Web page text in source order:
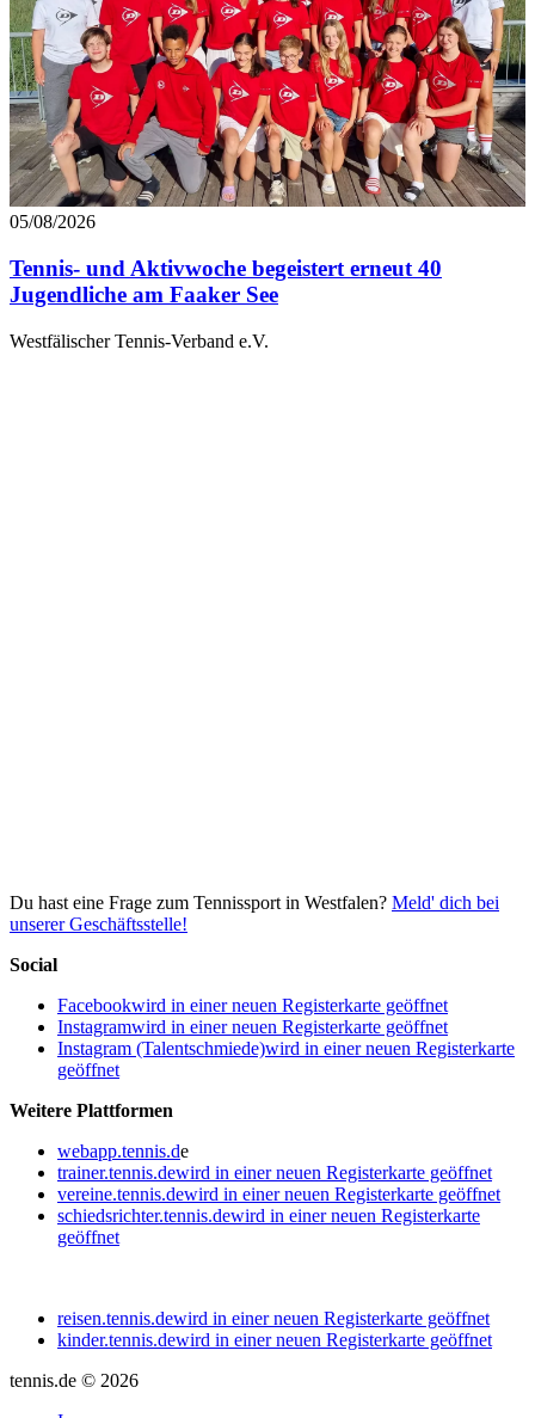
05/08/2026
Tennis- und Aktivwoche begeistert erneut 40
Jugendliche am Faaker See
Westfälischer Tennis-Verband e.V.
Du hast eine Frage zum Tennissport in Westfalen? Meld' dich bei
unserer Geschäftsstelle!
Social
Facebookwird in einer neuen Registerkarte geöffnet
Instagramwird in einer neuen Registerkarte geöffnet
Instagram (Talentschmiede)wird in einer neuen Registerkarte
geöffnet
Weitere Plattformen
webapp.tennis.de
trainer.tennis.dewird in einer neuen Registerkarte geöffnet
vereine.tennis.dewird in einer neuen Registerkarte geöffnet
schiedsrichter.tennis.dewird in einer neuen Registerkarte
geöffnet
reisen.tennis.dewird in einer neuen Registerkarte geöffnet
kinder.tennis.dewird in einer neuen Registerkarte geöffnet
tennis.de © 2026